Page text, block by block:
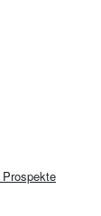
Prospekte